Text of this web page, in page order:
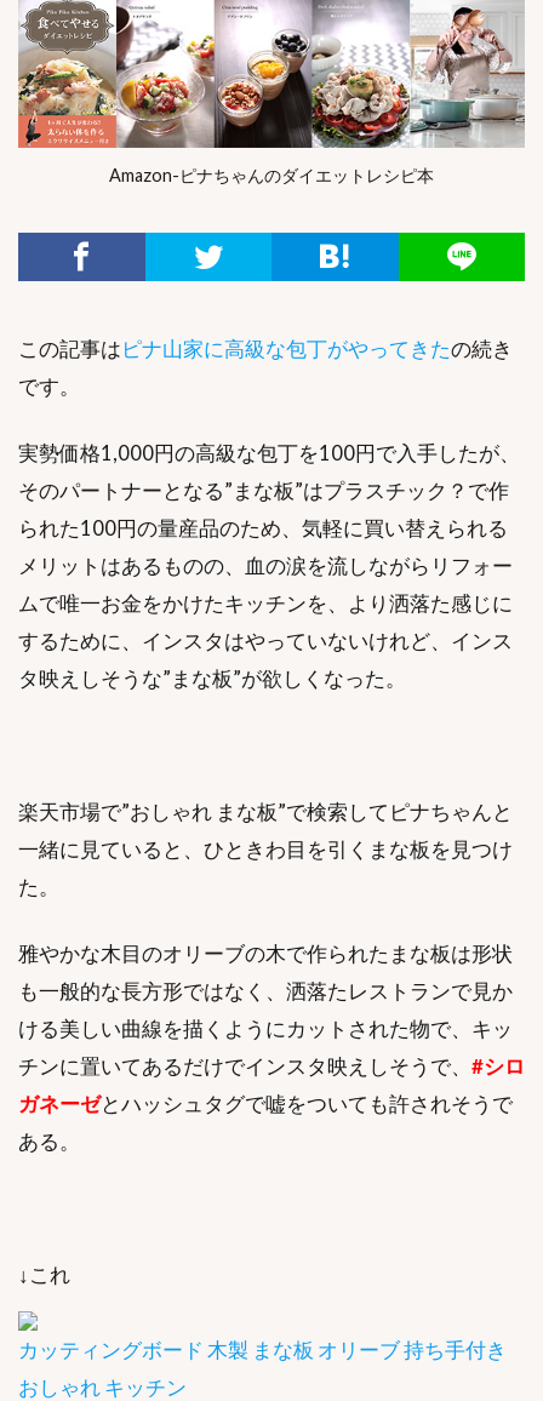
Amazon-ピナちゃんのダイエットレシピ本
この記事はピナ山家に高級な包丁がやってきたの続き
です。
実勢価格1,000円の高級な包丁を100円で入手したが、
そのパートナーとなる”まな板”はプラスチック？で作
られた100円の量産品のため、気軽に買い替えられる
メリットはあるものの、血の涙を流しながらリフォー
ムで唯一お金をかけたキッチンを、より洒落た感じに
するために、インスタはやっていないけれど、インス
タ映えしそうな”まな板”が欲しくなった。
楽天市場で”おしゃれ まな板”で検索してピナちゃんと
一緒に見ていると、ひときわ目を引くまな板を見つけ
た。
雅やかな木目のオリーブの木で作られたまな板は形状
も一般的な長方形ではなく、洒落たレストランで見か
ける美しい曲線を描くようにカットされた物で、キッ
チンに置いてあるだけでインスタ映えしそうで、 #シロ
ガネーゼとハッシュタグで嘘をついても許されそうで
ある。
↓これ
カッティングボード 木製 まな板 オリーブ 持ち手付き
おしゃれ キッチン